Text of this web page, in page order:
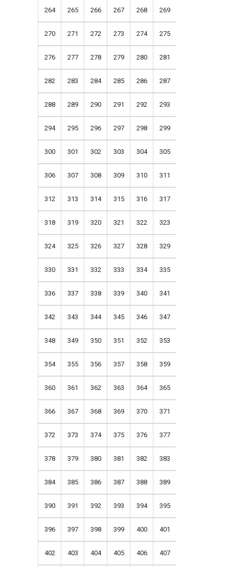
264 265 266 267 268 269
270 271 272 273 274 275
276 277 278 279 280 281
282 283 284 285 286 287
288 289 290 291 292 293
294 295 296 297 298 299
300 301 302 303 304 305
306 307 308 309 310 311
312 313 314 315 316 317
318 319 320 321 322 323
324 325 326 327 328 329
330 331 332 333 334 335
336 337 338 339 340 341
342 343 344 345 346 347
348 349 350 351 352 353
354 355 356 357 358 359
360 361 362 363 364 365
366 367 368 369 370 371
372 373 374 375 376 377
378 379 380 381 382 383
384 385 386 387 388 389
390 391 392 393 394 395
396 397 398 399 400 401
402 403 404 405 406 407